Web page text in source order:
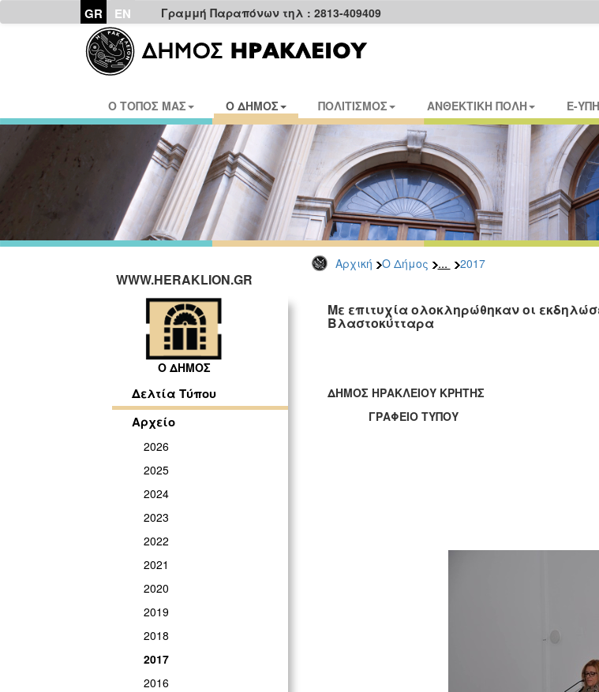
GR EN Γραμμή Παραπόνων τηλ : 2813-409409
Ο ΤΟΠΟΣ ΜΑΣ Ο ΔΗΜΟΣ ΠΟΛΙΤΙΣΜΟΣ ΑΝΘΕΚΤΙΚΗ ΠΟΛΗ E-
Αρχική Ο Δήμος ... 2017
WWW.HERAKLION.GR
Ο ΔΗΜΟΣ
Δελτία Τύπου
Αρχείο
2026
2025
2024
2023
2022
2021
2020
2019
2018
2017
2016
Με επιτυχία ολοκληρώθηκαν οι
Βλαστοκύτταρα
ΔΗΜΟΣ ΗΡΑΚΛΕΙΟΥ ΚΡΗΤΗΣ
ΓΡΑΦΕΙΟ ΤΥΠΟΥ